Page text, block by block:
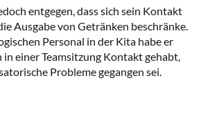
entgegen, dass sich sein Kontakt
Ausgabe von Getränken beschränke.
Personal in der Kita habe er
in einer Teamsitzung Kontakt gehabt,
Probleme gegangen sei.